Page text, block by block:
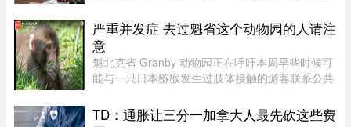
深入分析。数据显示，47.9% 的评论为负面，远高
于正面（32.3%）和中立（ ...
严重并发症 去过魁省这个动物园的人请注
意
魁北克省 Granby 动物园正在呼吁本周早些时候可
能与一只日本猕猴发生过肢体接触的游客联系公共
伤。猕猴可能会携带 B 型疱疹病毒（Herpes B
TD：通胀让三分一加拿大人最先砍这些费